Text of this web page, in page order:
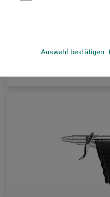
Auswahl bestätigen